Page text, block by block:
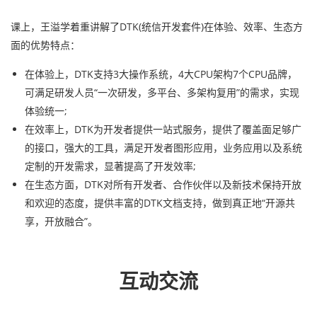
课上，王溢学着重讲解了DTK(统信开发套件)在体验、效率、生态方
面的优势特点：
在体验上，DTK支持3大操作系统，4大CPU架构7个CPU品牌，
可满足研发人员“一次研发，多平台、多架构复用”的需求，实现
体验统一;
在效率上，DTK为开发者提供一站式服务，提供了覆盖面足够广
的接口，强大的工具，满足开发者图形应用，业务应用以及系统
定制的开发需求，显著提高了开发效率;
在生态方面，DTK对所有开发者、合作伙伴以及新技术保持开放
和欢迎的态度，提供丰富的DTK文档支持，做到真正地“开源共
享，开放融合”。
互动交流